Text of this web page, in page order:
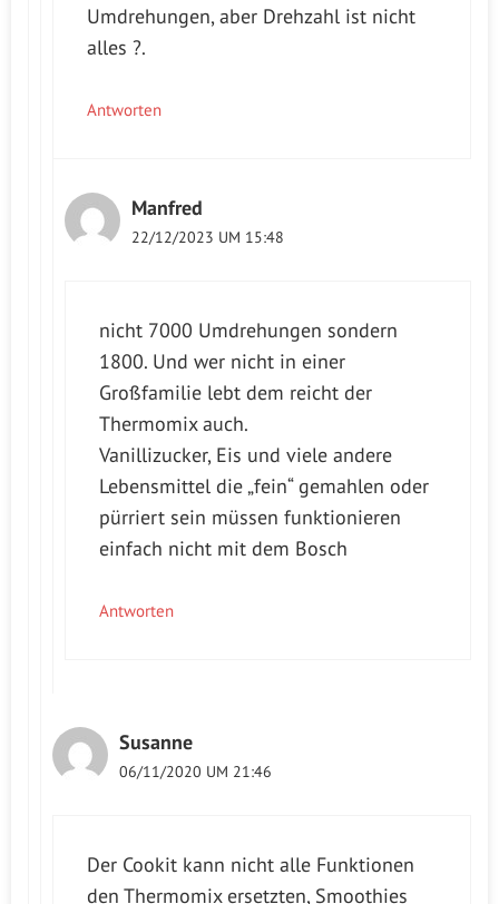
Umdrehungen, aber Drehzahl ist nicht
alles ?.
Antworten
Manfred
22/12/2023 UM 15:48
nicht 7000 Umdrehungen sondern
1800. Und wer nicht in einer
Großfamilie lebt dem reicht der
Thermomix auch.
Vanillizucker, Eis und viele andere
Lebensmittel die „fein“ gemahlen oder
pürriert sein müssen funktionieren
einfach nicht mit dem Bosch
Antworten
Susanne
06/11/2020 UM 21:46
Der Cookit kann nicht alle Funktionen
den Thermomix ersetzten, Smoothies